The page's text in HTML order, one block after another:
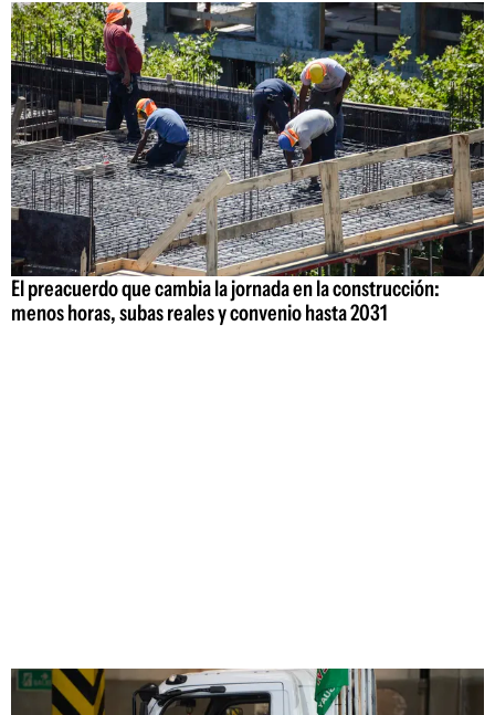
El preacuerdo que cambia la jornada en la construcción:
menos horas, subas reales y convenio hasta 2031